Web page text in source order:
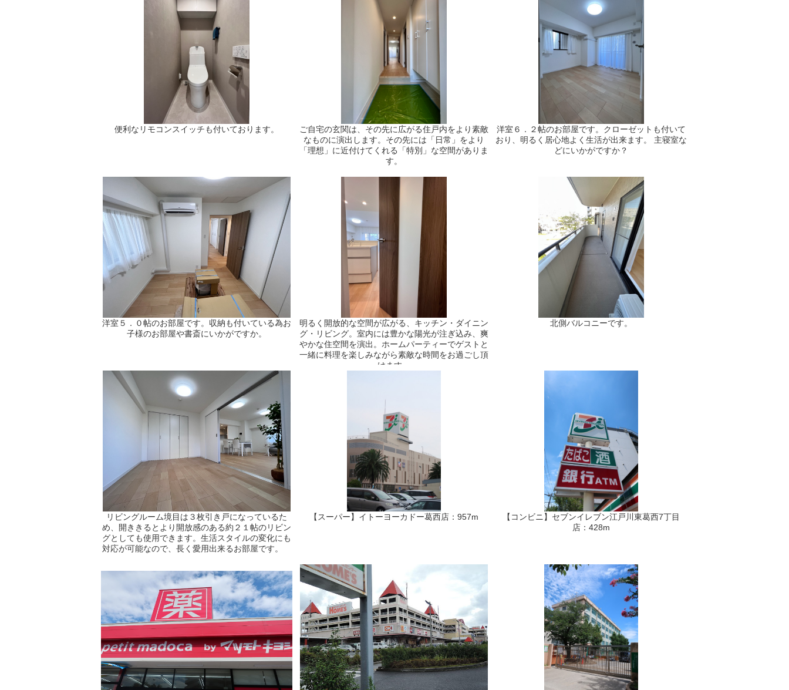
便利なリモコンスイッチも付いております。
ご自宅の玄関は、その先に広がる住戸内をより素敵
なものに演出します。その先には「日常」をより
「理想」に近付けてくれる「特別」な空間がありま
す。
洋室６．２帖のお部屋です。クローゼットも付いて
おり、明るく居心地よく生活が出来ます。 主寝室な
どにいかがですか？
洋室５．０帖のお部屋です。収納も付いている為お
子様のお部屋や書斎にいかがですか。
明るく開放的な空間が広がる、キッチン・ダイニン
グ・リビング。室内には豊かな陽光が注ぎ込み、爽
やかな住空間を演出。ホームパーティーでゲストと
一緒に料理を楽しみながら素敵な時間をお過ごし頂
けます。
北側バルコニーです。
リビングルーム境目は３枚引き戸になっているた
め、開ききるとより開放感のある約２１帖のリビン
グとしても使用できます。生活スタイルの変化にも
対応が可能なので、長く愛用出来るお部屋です。
【スーパー】イトーヨーカドー葛西店：957m
【コンビニ】セブンイレブン江戸川東葛西7丁目
店：428m